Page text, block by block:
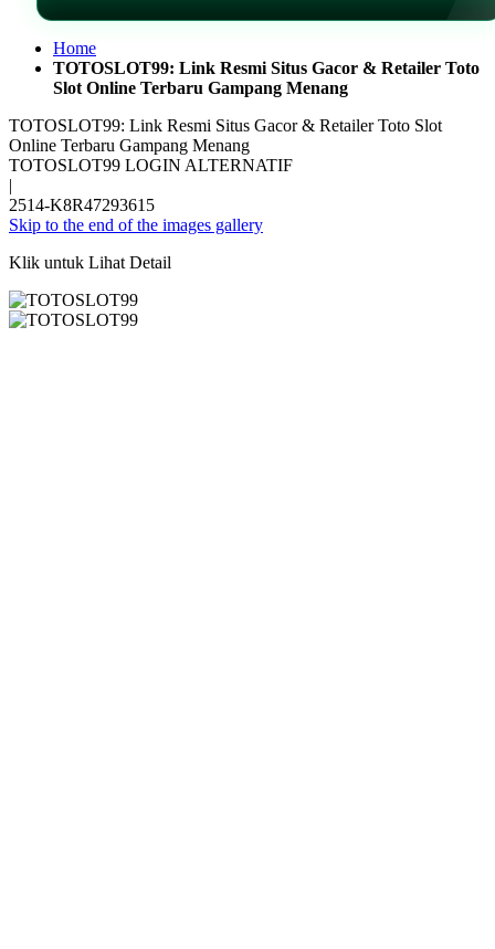
Home
TOTOSLOT99: Link Resmi Situs Gacor & Retailer Toto
Slot Online Terbaru Gampang Menang
TOTOSLOT99: Link Resmi Situs Gacor & Retailer Toto Slot
Online Terbaru Gampang Menang
TOTOSLOT99 LOGIN ALTERNATIF
|
2514-K8R47293615
Skip to the end of the images gallery
Klik untuk Lihat Detail